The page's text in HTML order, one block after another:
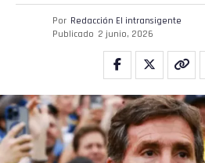
Por Redacción El intransigente
Publicado 2 junio, 2026